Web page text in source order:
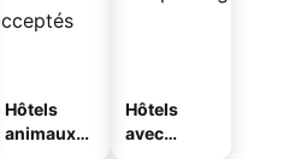
Hôtels
animaux
Hôtels
avec